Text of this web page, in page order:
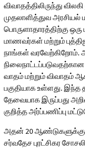
விவாதத்திலிருந்து
முதலாளித்துவ அரசியல்
பொருளாதாரத்திற்கு
மாணவர்கள் மற்றும்
நாங்கள் வரவேற்கிறோம்.
வாதம் மற்றும் விவாதம்
பகுதியாக உள்ளது. இந்த
தேவையாக இருப்பது
குறித்த அர்ப்பணிப்பு
அதன் 20
சர்வதேச புரட்சிகர